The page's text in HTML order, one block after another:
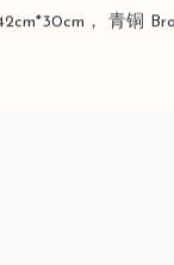
， 青铜